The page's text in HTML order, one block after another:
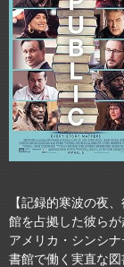
【記録的寒波の夜
館を占拠した彼らが
アメリカ・シンシ
書館で働く実直な